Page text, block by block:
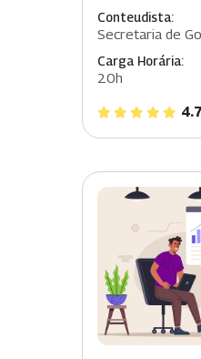
Conteudista:
Secretaria de
Carga Horária:
20h
4.7